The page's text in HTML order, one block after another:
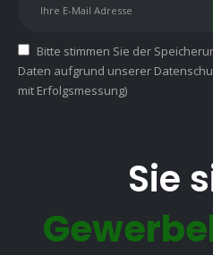
Bitte stimmen Sie der
Daten aufgrund unserer
mit Erfolgsmessung)
Sie